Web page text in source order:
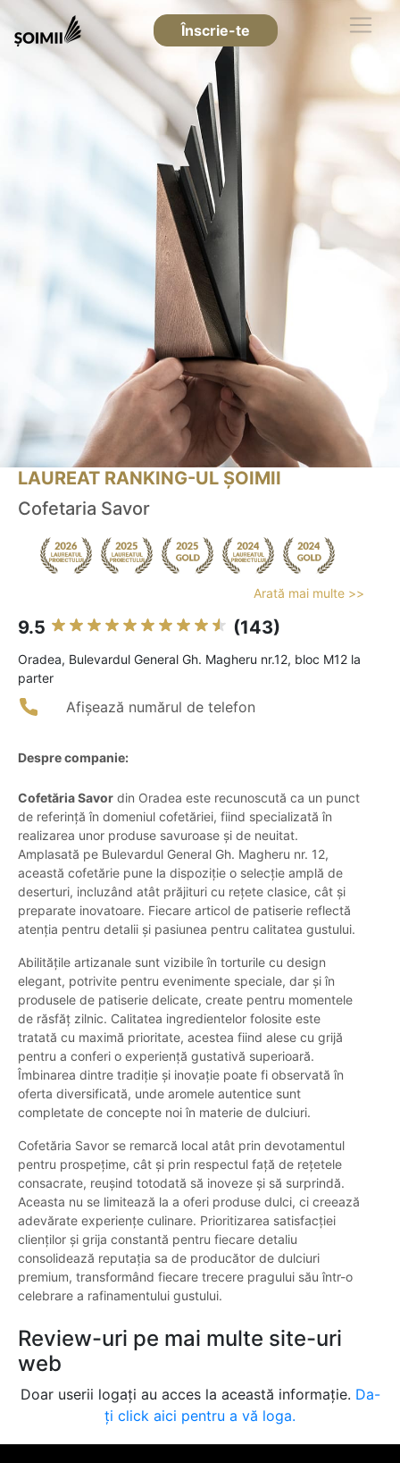
Înscrie-te
LAUREAT RANKING-UL ȘOIMII
Cofetaria Savor
Arată mai multe >>
9.5 (143)
Oradea, Bulevardul General Gh. Magheru nr.12, bloc M12 la
parter
Afișează numărul de telefon
Despre companie:
Cofetăria Savor din Oradea este recunoscută ca un punct
de referință în domeniul cofetăriei, fiind specializată în
realizarea unor produse savuroase și de neuitat.
Amplasată pe Bulevardul General Gh. Magheru nr. 12,
această cofetărie pune la dispoziție o selecție amplă de
deserturi, incluzând atât prăjituri cu rețete clasice, cât și
preparate inovatoare. Fiecare articol de patiserie reflectă
atenția pentru detalii și pasiunea pentru calitatea gustului.
Abilitățile artizanale sunt vizibile în torturile cu design
elegant, potrivite pentru evenimente speciale, dar și în
produsele de patiserie delicate, create pentru momentele
de răsfăț zilnic. Calitatea ingredientelor folosite este
tratată cu maximă prioritate, acestea fiind alese cu grijă
pentru a conferi o experiență gustativă superioară.
Îmbinarea dintre tradiție și inovație poate fi observată în
oferta diversificată, unde aromele autentice sunt
completate de concepte noi în materie de dulciuri.
Cofetăria Savor se remarcă local atât prin devotamentul
pentru prospețime, cât și prin respectul față de rețetele
consacrate, reușind totodată să inoveze și să surprindă.
Aceasta nu se limitează la a oferi produse dulci, ci creează
adevărate experiențe culinare. Prioritizarea satisfacției
clienților și grija constantă pentru fiecare detaliu
consolidează reputația sa de producător de dulciuri
premium, transformând fiecare trecere pragului său într-o
celebrare a rafinamentului gustului.
Review-uri pe mai multe site-uri
web
Doar userii logați au acces la această informație. Da-
ți click aici pentru a vă loga.